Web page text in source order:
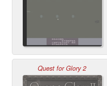
Quest for Glory 2